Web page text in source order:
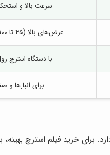
سرعت بالا و
عرض‌های بالا (۴۵ تا ۱۰۰ سانتی‌متر و بیشتر)
با دستگاه استرچ
برای انبارها و
برای خرید فیلم استرچ